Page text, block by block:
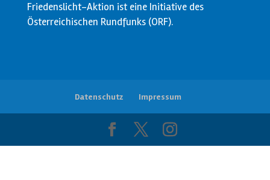
Friedenslicht-Aktion ist eine Initiative des
Österreichischen Rundfunks (ORF).
Datenschutz Impressum